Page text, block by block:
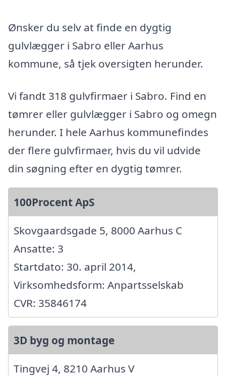
Ønsker du selv at finde en dygtig
gulvlægger i Sabro eller Aarhus
kommune, så tjek oversigten herunder.
Vi fandt 318 gulvfirmaer i Sabro. Find en
tømrer eller gulvlægger i Sabro og omegn
herunder. I hele Aarhus kommunefindes
der flere gulvfirmaer, hvis du vil udvide
din søgning efter en dygtig tømrer.
100Procent ApS
Skovgaardsgade 5, 8000 Aarhus C
Ansatte: 3
Startdato: 30. april 2014,
Virksomhedsform: Anpartsselskab
CVR: 35846174
3D byg og montage
Tingvej 4, 8210 Aarhus V